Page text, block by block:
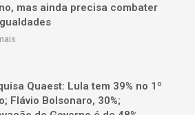
mas ainda precisa combater
Quaest: Lula tem 39% no 1º
Flávio Bolsonaro, 30%;